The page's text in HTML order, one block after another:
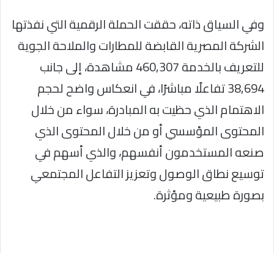
وفي السياق ذاته، حققت الحملة الرقمية التي نفذتها
الشركة المصرية القابضة للمطارات والملاحة الجوية
للتعريف بالخدمة 460,307 مشاهدة، إلى جانب
38,694 تفاعلًا مباشرًا، في انعكاس واضح لحجم
الاهتمام الذي حظيت به المبادرة، سواء من خلال
المحتوى المؤسسي أو من خلال المحتوى الذي
صنعه المستخدمون أنفسهم، والذي أسهم في
توسيع نطاق الوصول وتعزيز التفاعل المجتمعي
بصورة طبيعية ومؤثرة.